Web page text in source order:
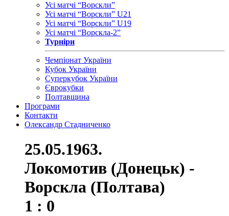
Усі матчі “Ворскли”
Усі матчі “Ворскли” U21
Усі матчі “Ворскли” U19
Усі матчі “Ворскла-2”
Турніри
Чемпіонат України
Кубок України
Суперкубок України
Єврокубки
Полтавщина
Програми
Контакти
Олександр Стадниченко
25.05.1963.
Локомотив (Донецьк) -
Ворскла (Полтава)
1 : 0